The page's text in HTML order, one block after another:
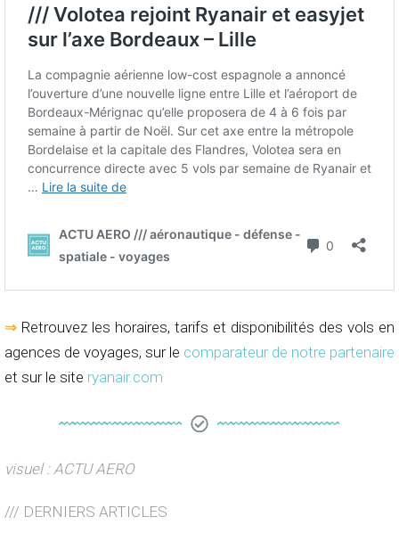
⇒ Retrouvez les horaires, tarifs et disponibilités des vols en
agences de voyages, sur le comparateur de notre partenaire
et sur le site ryanair.com
visuel : ACTU AERO
/// DERNIERS ARTICLES